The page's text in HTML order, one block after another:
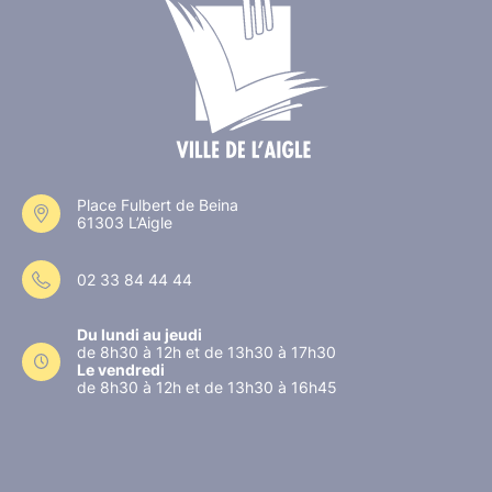
Place Fulbert de Beina
61303 L’Aigle
02 33 84 44 44
Du lundi au jeudi
de 8h30 à 12h et de 13h30 à 17h30
Le vendredi
de 8h30 à 12h et de 13h30 à 16h45